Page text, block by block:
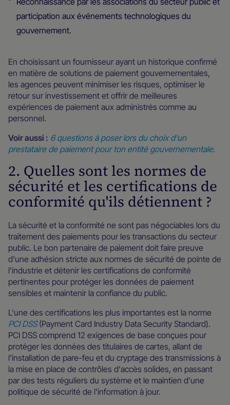
participation aux événements technologiques du
gouvernement.
En choisissant un fournisseur ayant un historique confirmé
en matière de solutions de paiement gouvernementales,
les agences peuvent minimiser les risques, optimiser le
retour sur investissement et offrir de meilleures
expériences de paiement aux administrés comme au
personnel.
Voir aussi : 6 questions à poser lors du choix d'un
prestataire de paiement pour ton entité gouvernementale.
2. Quelles sont les normes de
sécurité et les certifications de
conformité qu'ils détiennent ?
La sécurité et la conformité ne sont pas négociables lors du
traitement des paiements pour les transactions du secteur
public. Le bon partenaire de paiement doit faire preuve
d'une adhésion stricte aux normes de sécurité de pointe de
l'industrie et détenir les certifications de conformité
pertinentes pour protéger les données de paiement
sensibles et maintenir la confiance du public.
L'une des certifications les plus importantes est la norme
PCI DSS(Payment Card Industry Data Security Standard).
PCI DSS comprend 12 exigences de base conçues pour
protéger les données des titulaires de cartes, allant de
l'installation de pare-feu et du cryptage des transmissions à
la mise en place de contrôles d'accès solides, en passant
par des tests réguliers du système et le maintien d'une
politique de sécurité de l'information à jour.